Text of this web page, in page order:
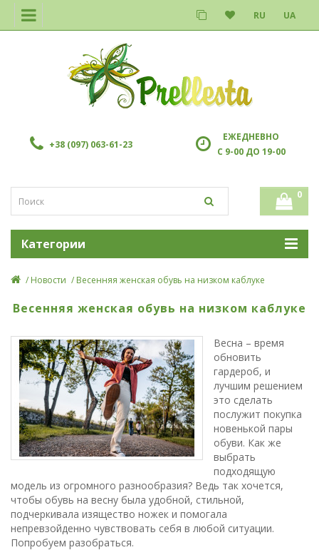
RU UA
+38 (097) 063-61-23
ЕЖЕДНЕВНО
С 9-00 ДО 19-00
0
Категории
Новости Весенняя женская обувь на низком каблуке
Весенняя женская обувь на низком каблуке
Весна – время
обновить
гардероб, и
лучшим решением
это сделать
послужит покупка
новенькой пары
обуви. Как же
выбрать
подходящую
модель из огромного разнообразия? Ведь так хочется,
чтобы обувь на весну была удобной, стильной,
подчеркивала изящество ножек и помогала
непревзойденно чувствовать себя в любой ситуации.
Попробуем разобраться.